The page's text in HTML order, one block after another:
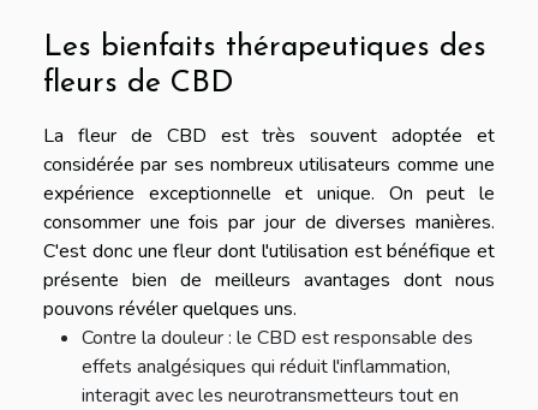
Les bienfaits thérapeutiques des
fleurs de CBD
La fleur de CBD est très souvent adoptée et
considérée par ses nombreux utilisateurs comme une
expérience exceptionnelle et unique. On peut le
consommer une fois par jour de diverses manières.
C'est donc une fleur dont l'utilisation est bénéfique et
présente bien de meilleurs avantages dont nous
pouvons révéler quelques uns.
Contre la douleur : le CBD est responsable des
effets analgésiques qui réduit l'inflammation,
interagit avec les neurotransmetteurs tout en